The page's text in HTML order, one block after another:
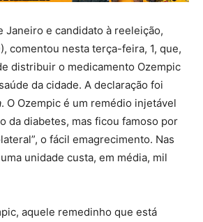
Janeiro e candidato à reeleição,
comentou nesta terça-feira, 1, que,
distribuir o medicamento Ozempic
da cidade. A declaração foi
. O Ozempic é um remédio injetável
da diabetes, mas ficou famoso por
o fácil emagrecimento. Nas
unidade custa, em média, mil
aquele remedinho que está